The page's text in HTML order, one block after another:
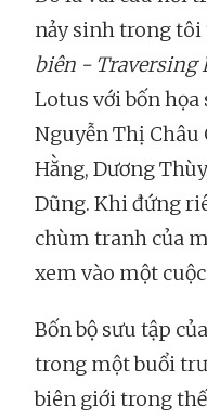
nảy sinh trong
biên - Traversing
Lotus với bốn
Nguyễn Thị Châu
Hằng, Dương
Dũng. Khi đứng
chùm tranh của
xem vào một
Bốn bộ sưu tập
trong một buổi
biên giới trong